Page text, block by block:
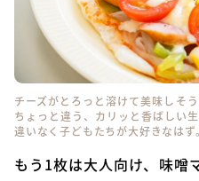
チーズがとろっと溶けて美味しそ
ちょっと違う、カリッと香ばしい
違いなく子どもたちが大好きなはず。
もう1枚は大人向け、味噌